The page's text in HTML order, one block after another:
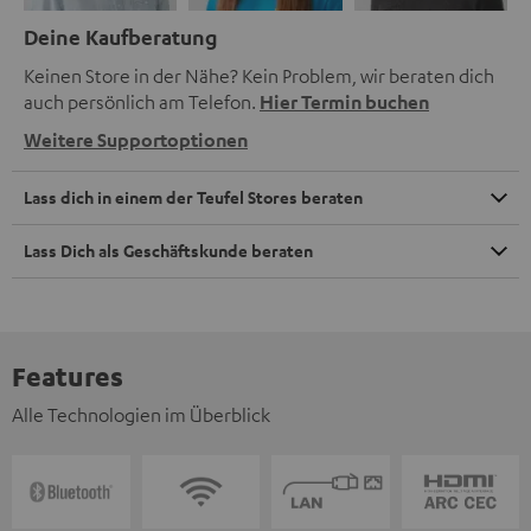
Deine Kaufberatung
Keinen Store in der Nähe? Kein Problem, wir beraten dich
auch persönlich am Telefon. Hier Termin buchen
Weitere Supportoptionen
Lass dich in einem der Teufel Stores beraten
Lass Dich als Geschäftskunde beraten
Features
Alle Technologien im Überblick